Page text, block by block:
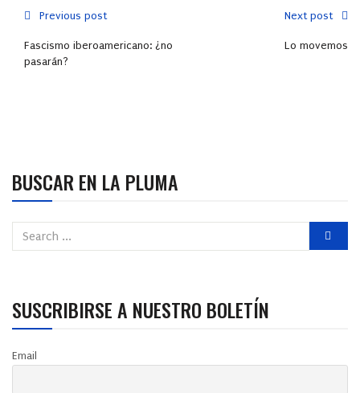
Previous post
Fascismo iberoamericano: ¿no
pasarán?
Next post
Lo movemos
BUSCAR EN LA PLUMA
SUSCRIBIRSE A NUESTRO BOLETÍN
Email